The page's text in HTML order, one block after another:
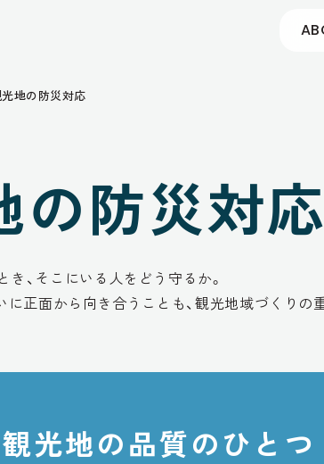
地の防災対応
の防災対応
、そこにいる人をどう守るか。
に正面から向き合うことも、観光地域づくりの
光地の品質のひとつ